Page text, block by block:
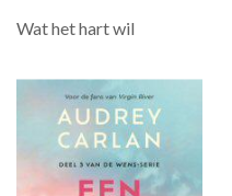
Wat het hart wil